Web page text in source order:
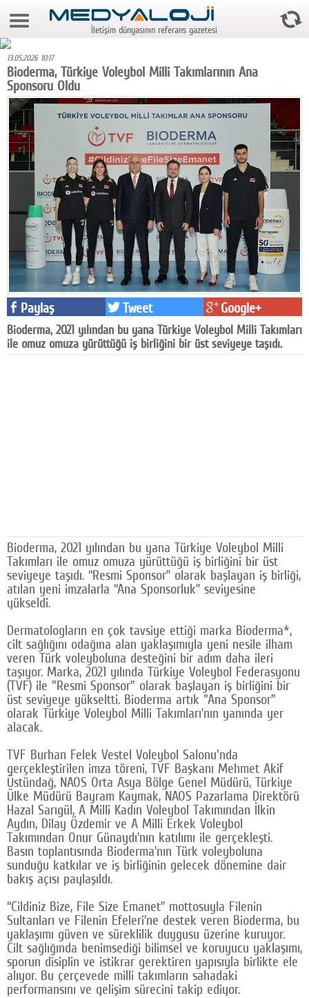
8 Ağustos 2026 7:23:04
Foto Galeri
Video Galeri
Gazeteler
Reyting-tiraj
Teknoloji
Televizyon
Dünya
Pr
Facebook
Diziler
SOSYAL MEDYA
Facebook
Twitter
Google Plus
© 2026 TÜM HAKLARI SAKLIDIR
İletişim dünyasının referans gazetesi
13.05.2026 10:17
Bioderma, Türkiye Voleybol Milli Takımlarının Ana
Sponsoru Oldu
Paylaş Tweet Google+
Bioderma, 2021 yılından bu yana Türkiye Voleybol Milli Takımları
ile omuz omuza yürüttüğü iş birliğini bir üst seviyeye taşıdı.
Bioderma, 2021 yılından bu yana Türkiye Voleybol Milli
Takımları ile omuz omuza yürüttüğü iş birliğini bir üst
seviyeye taşıdı. “Resmi Sponsor” olarak başlayan iş birliği,
atılan yeni imzalarla “Ana Sponsorluk” seviyesine
yükseldi.
Dermatologların en çok tavsiye ettiği marka Bioderma*,
cilt sağlığını odağına alan yaklaşımıyla yeni nesile ilham
veren Türk voleyboluna desteğini bir adım daha ileri
taşıyor. Marka, 2021 yılında Türkiye Voleybol Federasyonu
(TVF) ile "Resmi Sponsor" olarak başlayan iş birliğini bir
üst seviyeye yükseltti. Bioderma artık "Ana Sponsor"
olarak Türkiye Voleybol Milli Takımları’nın yanında yer
alacak.
TVF Burhan Felek Vestel Voleybol Salonu'nda
gerçekleştirilen imza töreni, TVF Başkanı Mehmet Akif
Üstündağ, NAOS Orta Asya Bölge Genel Müdürü, Türkiye
Ülke Müdürü Bayram Kaymak, NAOS Pazarlama Direktörü
Hazal Sarıgül, A Milli Kadın Voleybol Takımından İlkin
Aydın, Dilay Özdemir ve A Milli Erkek Voleybol
Takımından Onur Günaydı’nın katılımı ile gerçekleşti.
Basın toplantısında Bioderma’nın Türk voleyboluna
sunduğu katkılar ve iş birliğinin gelecek dönemine dair
bakış açısı paylaşıldı.
“Cildiniz Bize, File Size Emanet” mottosuyla Filenin
Sultanları ve Filenin Efeleri’ne destek veren Bioderma, bu
yaklaşımı güven ve süreklilik duygusu üzerine kuruyor.
Cilt sağlığında benimsediği bilimsel ve koruyucu yaklaşımı,
sporun disiplin ve istikrar gerektiren yapısıyla birlikte ele
alıyor. Bu çerçevede milli takımların sahadaki
performansını ve gelişim sürecini takip ediyor.